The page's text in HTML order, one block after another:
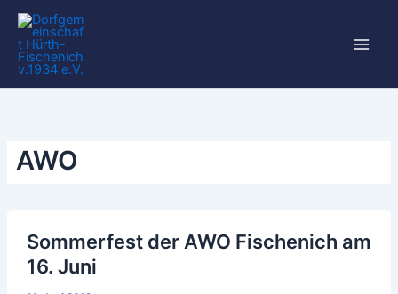
Zum
Inhalt
springen
AWO
Sommerfest der AWO Fischenich am
16. Juni